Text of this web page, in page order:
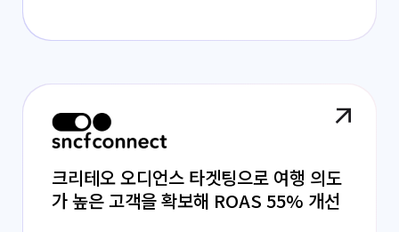
크리테오 오디언스 타겟팅으로 여행 의도
가 높은 고객을 확보해 ROAS 55% 개선